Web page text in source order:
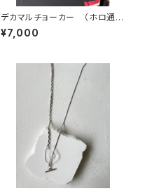
デカマルチョーカー （ホロ通
常）
¥7,000